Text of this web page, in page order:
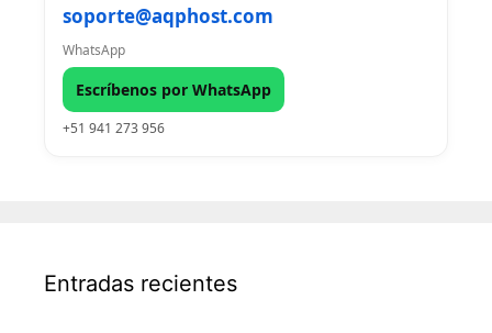
soporte@aqphost.com
WhatsApp
Escríbenos por WhatsApp
+51 941 273 956
Entradas recientes